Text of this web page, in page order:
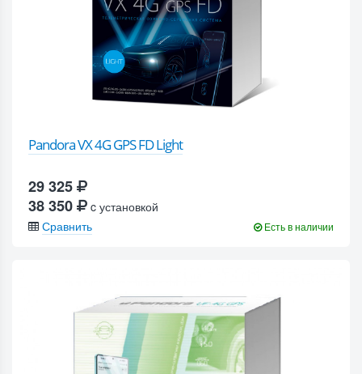
Pandora VX 4G GPS FD Light
29 325
38 350
c установкой
Сравнить
Есть в наличии